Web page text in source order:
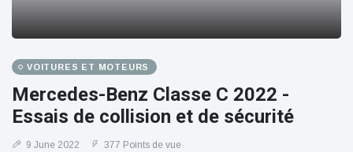
VOITURES ET MOTEURS
Mercedes-Benz Classe C 2022 -
Essais de collision et de sécurité
9 June 2022 377 Points de vue